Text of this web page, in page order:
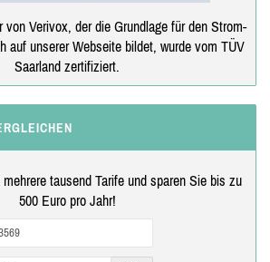
von Verivox, der die Grundlage für den Strom-
auf unserer Webseite bildet, wurde vom TÜV
Saarland zertifiziert.
tausend Tarife und sparen Sie bis zu
500 Euro pro Jahr!